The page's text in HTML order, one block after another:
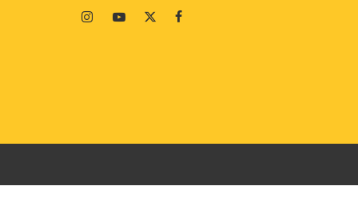
Facebook
Twitter
Youtube
Instagram